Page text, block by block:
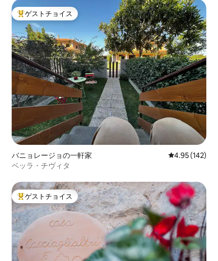
大好評のゲストチョイスです。
ゲストチョイス
バニョレージョの一軒家 レビュー142
4.95 (142)
ベッラ・チヴィタ
大好評のゲストチョイスです。
ゲストチョイス